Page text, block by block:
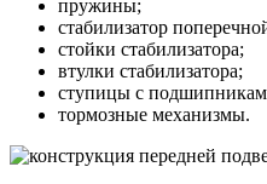
пружины;
стабилизатор
стойки стабилизатора;
втулки стабилизатора;
ступицы с
тормозные механизмы.